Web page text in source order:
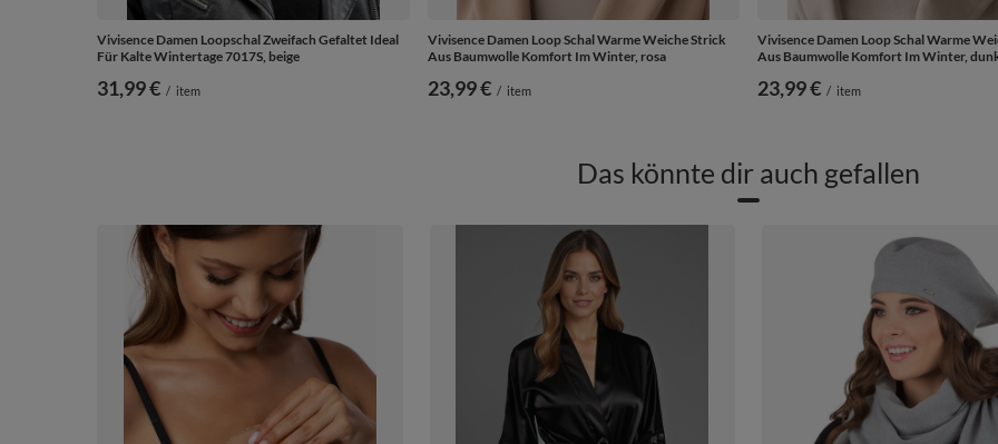
Vivisence Damen Loopschal Zweifach Gefaltet Ideal
Für Kalte Wintertage 7017S, beige
31,99 € / item
Vivisence Damen Loop Schal Warme Weiche Strick
Aus Baumwolle Komfort Im Winter, rosa
23,99 € / item
Vivisence Damen Loop Schal Warme
Aus Baumwolle Komfort Im Winter,
23,99 € / item
Das könnte dir auch gefallen